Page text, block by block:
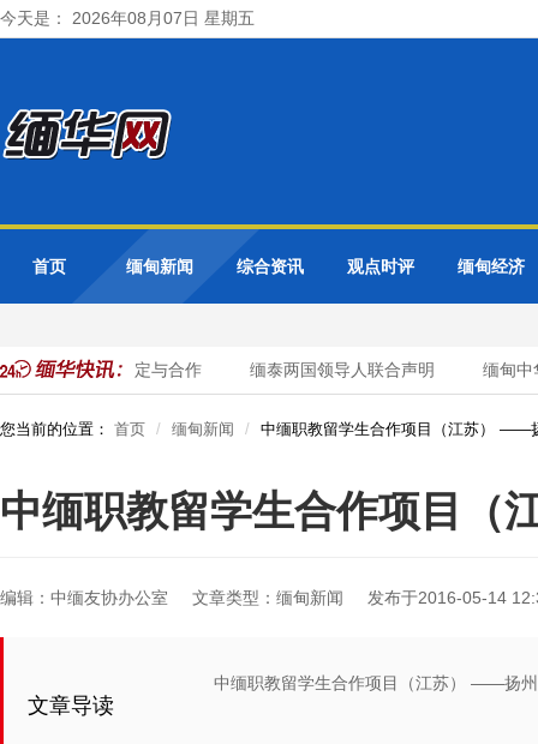
今天是： 2026年08月07日 星期五
首页 缅甸新闻 综合资讯 观点时评 缅甸经济
点讨论边境稳定与合作 缅泰两国领导人联合声明 缅甸中
您当前的位置： 首页 缅甸新闻 中缅职教留学生合作项目（江苏） ——
中缅职教留学生合作项目
编辑：中缅友协办公室 文章类型：缅甸新闻 发布于2016-05-14
文章导读
中缅职教留学生合作项目（江苏） ——扬